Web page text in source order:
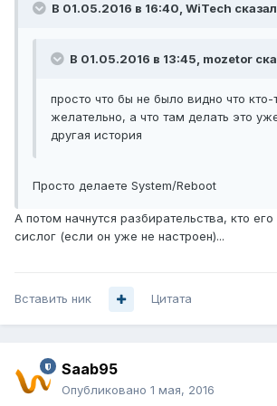
В 01.05.2016 в 16:40, WiTech
В 01.05.2016 в 13:45, mozetor
просто что бы не было видно что кто-
желательно, а что там делать это
другая история
Просто делаете System/Reboot
А потом начнутся разбирательства, кто
сислог (если он уже не настроен)...
Вставить ник Цитата
Saab95
Опубликовано 1 мая, 2016